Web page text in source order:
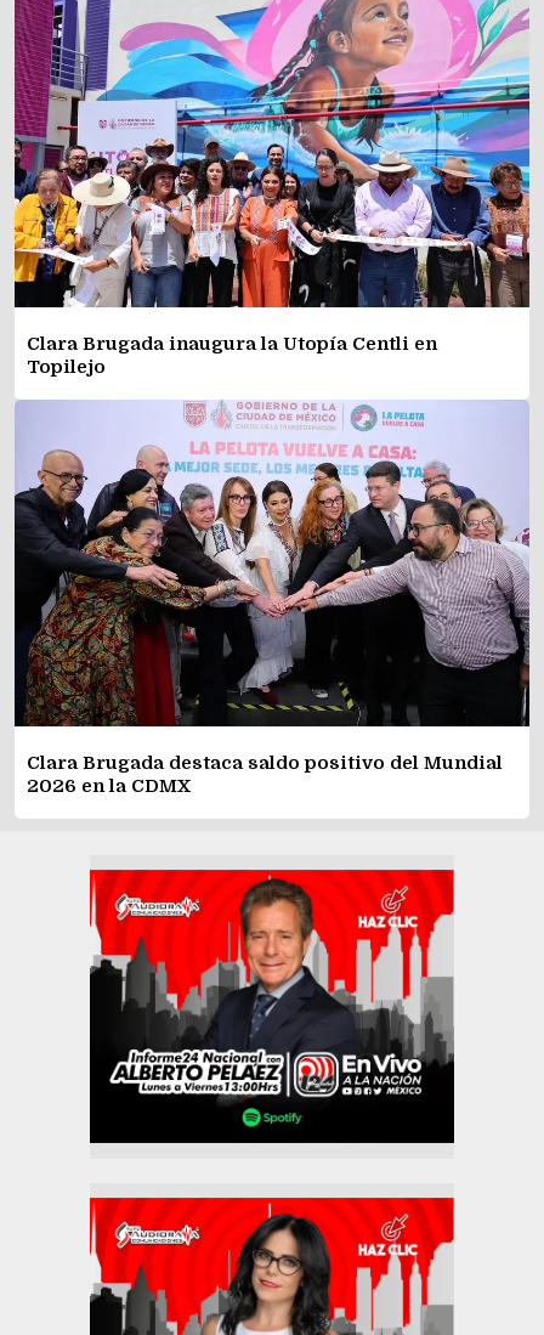
Clara Brugada inaugura la Utopía Centli en
Topilejo
Clara Brugada destaca saldo positivo del Mundial
2026 en la CDMX